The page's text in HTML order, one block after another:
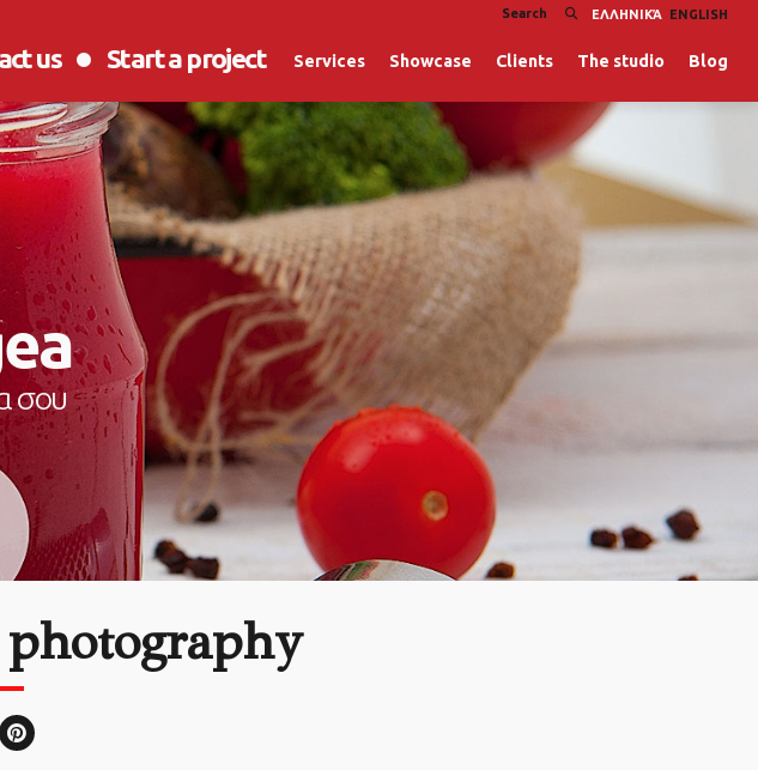
ΕΛΛΗΝΙΚΆ ENGLISH
us Start a project Services Showcase Clients The studio Blog
σου